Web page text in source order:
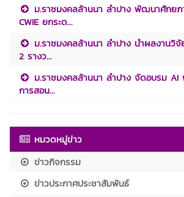
ม.ราชมงคลล้านนา ลำปาง พัฒนาศักย
CWIE ยกระด...
ม.ราชมงคลล้านนา ลำปาง นำผลงานวิจั
2 รางว...
ม.ราชมงคลล้านนา ลำปาง จัดอบรม
การสอน...
หมวดหมู่ข่าว
ข่าวกิจกรรม
ข่าวประกาศประชาสัมพันธ์